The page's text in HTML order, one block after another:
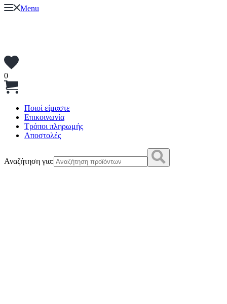
Menu
0
Ποιοί είμαστε
Επικοινωνία
Τρόποι πληρωμής
Αποστολές
Αναζήτηση για: